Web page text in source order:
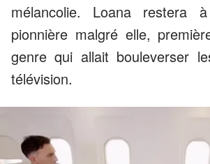
mélancolie. Loana restera
pionnière malgré elle,
genre qui allait bouleverser
télévision.